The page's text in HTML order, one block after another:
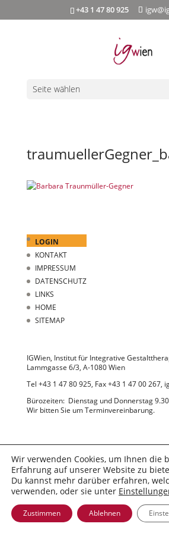
+43 1 47 80 925
Seite wählen
LOGIN
KONTAKT
IMPRESSUM
DATENSCHUTZ
LINKS
HOME
SITEMAP
IGWien, Institut für Integrative
Lammgasse 6/3, A-1080 Wien
Tel +43 1 47 80 925, Fax +43 1 47 00 267,
Bürozeiten: Dienstag und Donnerstag
Wir bitten Sie um Terminvereinbarung.
© 2022 IGWien
Wir verwenden Cookies, um Ihnen die
Erfahrung auf unserer Website zu
Du kannst mehr darüber erfahren,
verwenden, oder sie unter
Zustimmen Ablehnen